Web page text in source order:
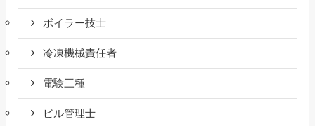
ボイラー技士
冷凍機械責任者
電験三種
ビル管理士